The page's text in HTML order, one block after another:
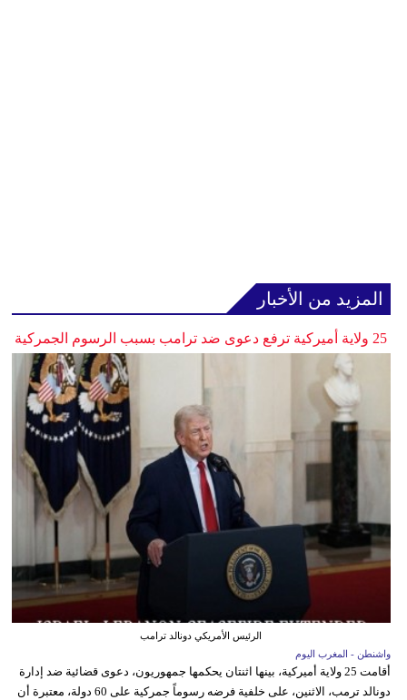
المزيد من الأخبار
25 ولاية أميركية ترفع دعوى ضد ترامب بسبب الرسوم الجمركية
الرئيس الأمريكي دونالد ترامب
واشنطن - المغرب اليوم
أقامت 25 ولاية أميركية، بينها اثنتان يحكمها جمهوريون، دعوى قضائية ضد إدارة
دونالد ترمب، الاثنين، على خلفية فرضه رسوماً جمركية على 60 دولة، معتبرة أن